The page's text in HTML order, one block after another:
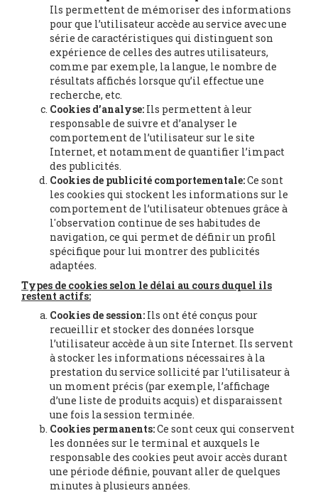
Ils permettent de mémoriser des informations
pour que l’utilisateur accède au service avec une
série de caractéristiques qui distinguent son
expérience de celles des autres utilisateurs,
comme par exemple, la langue, le nombre de
résultats affichés lorsque qu’il effectue une
recherche, etc.
Cookies d’analyse: Ils permettent à leur
responsable de suivre et d’analyser le
comportement de l’utilisateur sur le site
Internet, et notamment de quantifier l’impact
des publicités.
Cookies de publicité comportementale:Ce sont
les cookies qui stockent les informations sur le
comportement de l’utilisateur obtenues grâce à
l'observation continue de ses habitudes de
navigation, ce qui permet de définir un profil
spécifique pour lui montrer des publicités
adaptées.
Types de cookies selon le délai au cours duquel ils
restent actifs:
Cookies de session: Ils ont été conçus pour
recueillir et stocker des données lorsque
l’utilisateur accède à un site Internet. Ils servent
à stocker les informations nécessaires à la
prestation du service sollicité par l’utilisateur à
un moment précis (par exemple, l’affichage
d’une liste de produits acquis) et disparaissent
une fois la session terminée.
Cookies permanents:Ce sont ceux qui conservent
les données sur le terminal et auxquels le
responsable des cookies peut avoir accès durant
une période définie, pouvant aller de quelques
minutes à plusieurs années.